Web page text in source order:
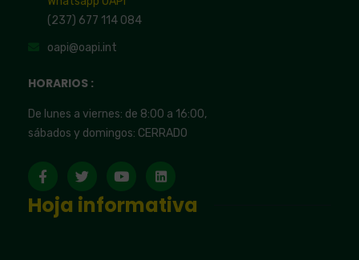
(237) 677 114 084
oapi@oapi.int
HORARIOS :
De lunes a viernes: de 8:00 a 16:00,
sábados y domingos: CERRADO
Hoja informativa